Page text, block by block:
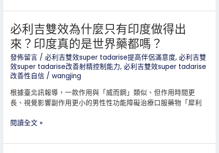
前
幾
小
時
吃
嗎？
吃
錯
時
間
等
必利吉雙效為什麼只有印度做得出
來？印度真的是世界藥都嗎？
發佈留言 /必利吉雙效super tadarise提高伴侶滿意度,必利吉雙
效super tadarise改善射精控制能力,必利吉雙效super tadarise
改善性自信 /wangjing
根據臺北訊報導，一款作用與「威而鋼」類似、但作用時間更
長、視覺影響副作用更小的男性性功能障礙治療口服藥物「犀利
必
利
吉
雙
效
為
什
麼
只
有
印
閱讀全文 »